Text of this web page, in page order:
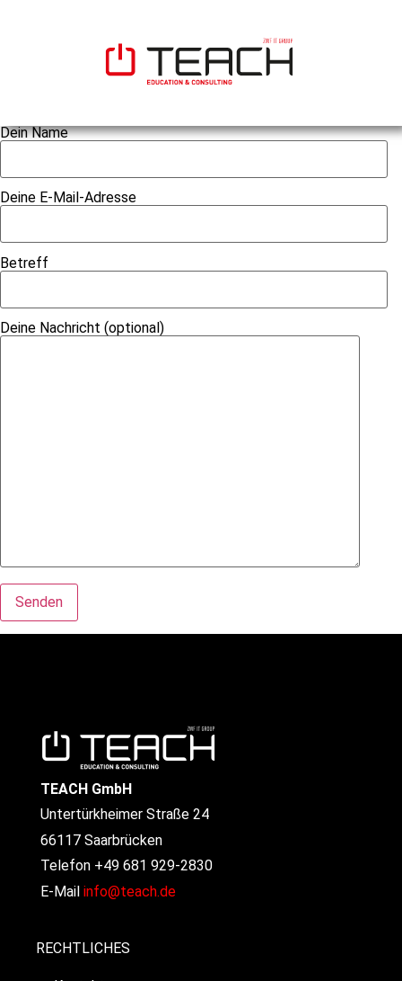
Dein Name
Deine E-Mail-Adresse
Betreff
Deine Nachricht (optional)
TEACH GmbH
Untertürkheimer Straße 24
66117 Saarbrücken
Telefon +49 681 929-2830
E-Mail info@teach.de
RECHTLICHES